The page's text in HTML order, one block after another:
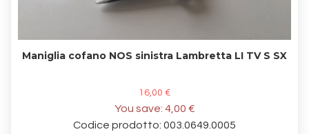
Maniglia cofano NOS sinistra Lambretta LI TV S SX
16,00 €
You save: 4,00 €
Codice prodotto: 003.0649.0005